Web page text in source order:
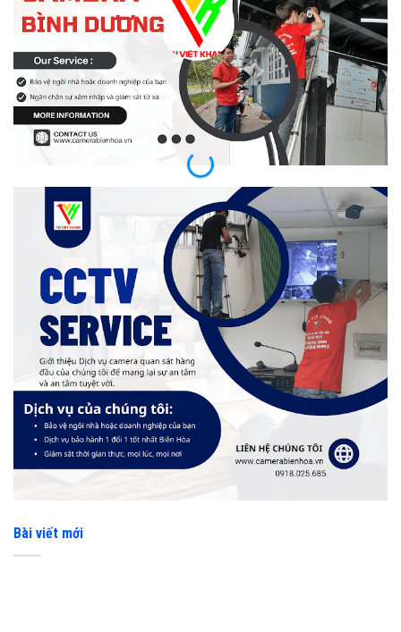
Bài viết mới